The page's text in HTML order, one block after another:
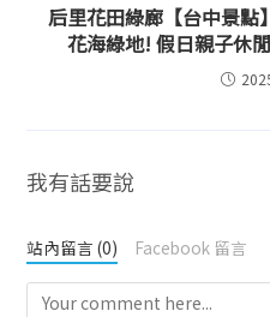
后里花田綠廊【台中景點
花海綠地! 假日親子休
我有話要說
站內留言 (0) Facebook 留言